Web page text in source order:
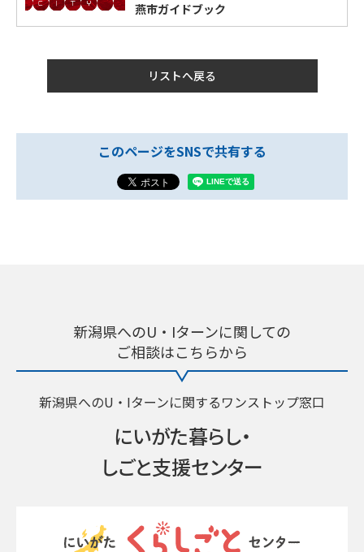
燕市ガイドブック
リストへ戻る
このページをSNSで共有する
新潟県へのU・Iターンに関しての
ご相談はこちらから
新潟県へのU・Iターンに関するワンストップ窓口
にいがた暮らし・
しごと支援センター